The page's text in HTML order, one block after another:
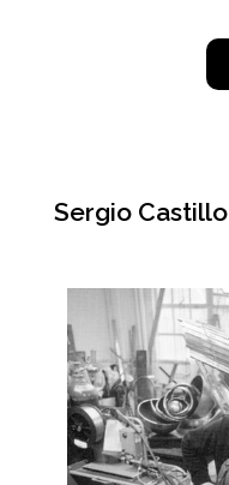
Acuarela
Cartapesta
Collage
Acrílico
Sergio Castillo